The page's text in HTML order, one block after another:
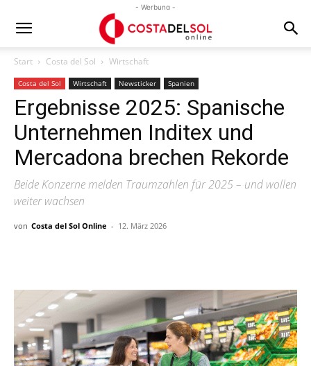
- Werbung -
Start Costa del Sol Wirtschaft
Costa del Sol Wirtschaft Newsticker Spanien
Ergebnisse 2025: Spanische
Unternehmen Inditex und
Mercadona brechen Rekorde
Beide Konzerne melden Traumzahlen für 2025 – und wollen
weiter wachsen
von Costa del Sol Online - 12. März 2026